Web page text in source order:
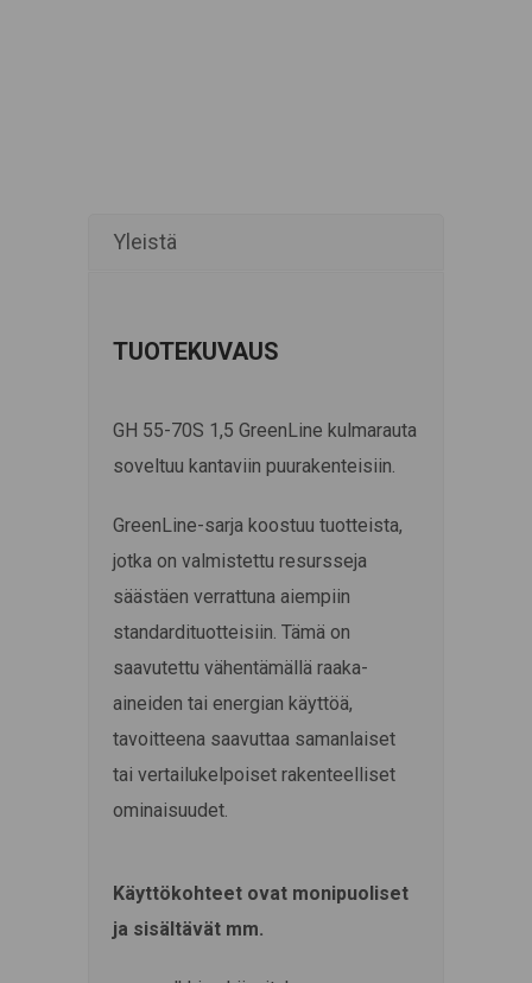
Yleistä
TUOTEKUVAUS
GH 55-70S 1,5 GreenLine kulmarauta
soveltuu kantaviin puurakenteisiin.
GreenLine-sarja koostuu tuotteista,
jotka on valmistettu resursseja
säästäen verrattuna aiempiin
standardituotteisiin. Tämä on
saavutettu vähentämällä raaka-
aineiden tai energian käyttöä,
tavoitteena saavuttaa samanlaiset
tai vertailukelpoiset rakenteelliset
ominaisuudet.
Käyttökohteet ovat monipuoliset
ja sisältävät mm.